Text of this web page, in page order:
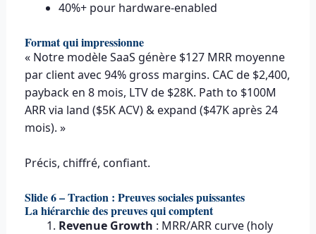
40%+ pour hardware-enabled
Format qui impressionne
« Notre modèle SaaS génère $127 MRR moyenne
par client avec 94% gross margins. CAC de $2,400,
payback en 8 mois, LTV de $28K. Path to $100M
ARR via land ($5K ACV) & expand ($47K après 24
mois). »
Précis, chiffré, confiant.
Slide 6 – Traction : Preuves sociales puissantes
La hiérarchie des preuves qui comptent
Revenue Growth : MRR/ARR curve (holy